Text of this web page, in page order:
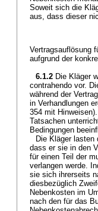
Soweit sich die
aus, dass dieser
Vertragsauflösung
aufgrund der
6.1.2 Die Kläger
contrahendo vor.
während der
in Verhandlungen
354 mit
Tatsachen
Bedingungen
Die Kläger lasten
dass er sie in den
für einen Teil der
verlangen werde.
sie sich ihrerseits
diesbezüglich
Nebenkosten im
nach den für das